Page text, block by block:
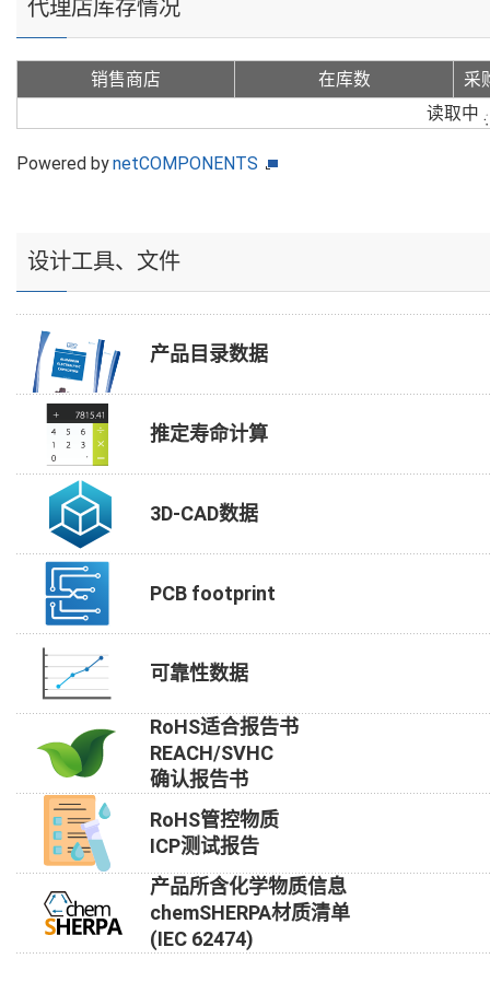
代理店库存情况
销售商店 在库数
采
读取中
Powered bynetCOMPONENTS
设计工具、文件
产品目录数据
推定寿命计算
3D-CAD数据
PCB footprint
可靠性数据
RoHS适合报告书
REACH/SVHC
确认报告书
RoHS管控物质
ICP测试报告
产品所含化学物质信息
chemSHERPA材质清单
(IEC 62474)